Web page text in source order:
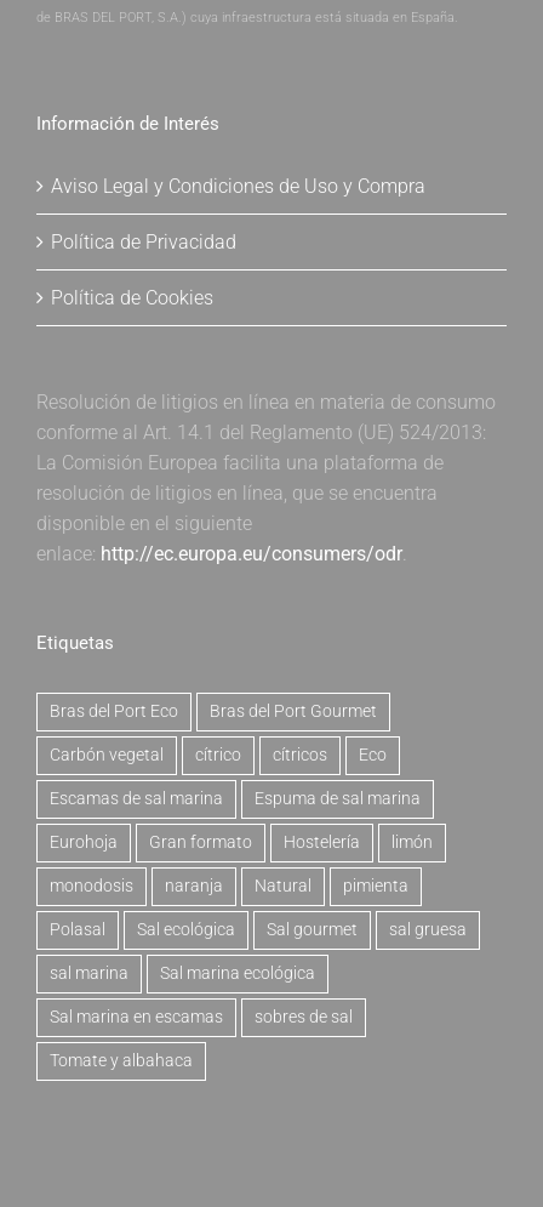
de BRAS DEL PORT, S.A.) cuya infraestructura está situada en España.
Información de Interés
Aviso Legal y Condiciones de Uso y Compra
Política de Privacidad
Política de Cookies
Resolución de litigios en línea en materia de consumo
conforme al Art. 14.1 del Reglamento (UE) 524/2013:
La Comisión Europea facilita una plataforma de
resolución de litigios en línea, que se encuentra
disponible en el siguiente
enlace: http://ec.europa.eu/consumers/odr.
Etiquetas
Bras del Port Eco Bras del Port Gourmet
Carbón vegetal cítrico cítricos Eco
Escamas de sal marina Espuma de sal marina
Eurohoja Gran formato Hostelería limón
monodosis naranja Natural pimienta
Polasal Sal ecológica Sal gourmet sal gruesa
sal marina Sal marina ecológica
Sal marina en escamas sobres de sal
Tomate y albahaca